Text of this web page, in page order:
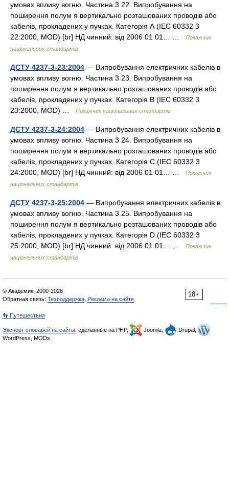
умовах впливу вогню. Частина 3 22. Випробування на
поширення полум я вертикально розташованих проводів або
кабелів, прокладених у пучках. Категорія А (IEC 60332 3
22:2000, MOD) [br] НД чинний: від 2006 01 01… …
Покажчик
національних стандартів
ДСТУ 4237-3-23:2004 — Випробування електричних кабелів в
умовах впливу вогню. Частина 3 23. Випробування на
поширення полум я вертикально розташованих проводів або
кабелів, прокладених у пучках. Категорія В (IEC 60332 3
23:2000, MOD) …
Покажчик національних стандартів
ДСТУ 4237-3-24:2004 — Випробування електричних кабелів в
умовах впливу вогню. Частина 3 24. Випробування на
поширення полум я вертикально розташованих проводів або
кабелів, прокладених у пучках. Категорія С (IEC 60332 3
24:2000, MOD) [br] НД чинний: від 2006 01 01… …
Покажчик
національних стандартів
ДСТУ 4237-3-25:2004 — Випробування електричних кабелів в
умовах впливу вогню. Частина 3 25. Випробування на
поширення полум я вертикально розташованих проводів або
кабелів, прокладених у пучках. Категорія D (IEC 60332 3
25:2000, MOD) [br] НД чинний: від 2006 01 01… …
Покажчик
національних стандартів
18+
© Академик, 2000-2026
Обратная связь: Техподдержка Реклама на сайте
👣 Путешествия
Экспорт словарей на сайты , сделанные на PHP, Joomla,
Drupal,
WordPress, MODx.